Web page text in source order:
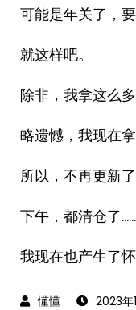
可能是年关了，
就这样吧。
除非，我拿这么多
略遗憾，我现在
所以，不再更新了
下午，都清仓了……
我现在也产生了
2023年